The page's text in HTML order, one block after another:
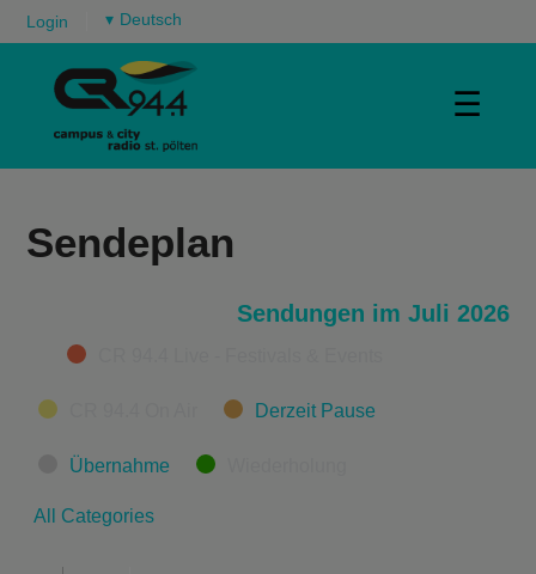
Login ▾
☰
Sendeplan
Sendungen im Juli 2026
Categories
Derzeit Pause
Übernahme
All Categories